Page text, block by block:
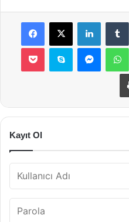
Facebook
X LinkedIn
Pocket Skype
Kayıt Ol